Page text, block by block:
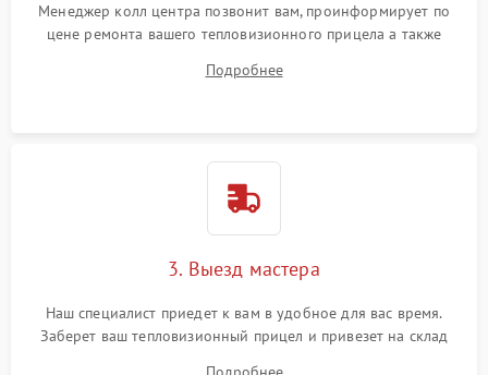
перенапряжения
1500 ₽
от замыкания
Менеджер колл центра позвонит вам, проинформирует по
цене ремонта вашего тепловизионного прицела а также
Подробнее
3. Выезд мастера
Наш специалист приедет к вам в удобное для вас время.
Заберет ваш тепловизионный прицел и привезет на склад